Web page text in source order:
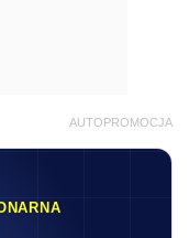
AUTOPROMOCJA